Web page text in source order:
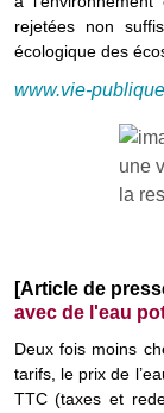
rejetées non
écologique des
www.vie-
[Article de
avec de l'eau
Deux fois moins
tarifs, le prix de
TTC (taxes et